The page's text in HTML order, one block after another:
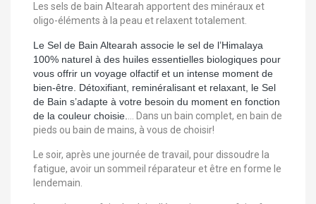
Les sels de bain Altearah apportent des minéraux et
oligo-éléments à la peau et relaxent totalement.
Le Sel de Bain Altearah associe le sel de l’Himalaya
100% naturel à des huiles essentielles biologiques pour
vous offrir un voyage olfactif et un intense moment de
bien-être. Détoxifiant, reminéralisant et relaxant, le Sel
de Bain s’adapte à votre besoin du moment en fonction
de la couleur choisie.
... Dans un bain complet, en bain de
pieds ou bain de mains, à vous de choisir!
Le soir, après une journée de travail, pour dissoudre la
fatigue, avoir un sommeil réparateur et être en forme le
lendemain.